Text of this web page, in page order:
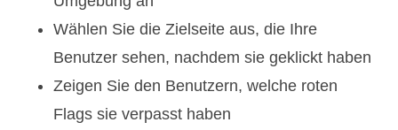
Wählen Sie die Zielseite aus, die Ihre
Benutzer sehen, nachdem sie geklickt haben
Zeigen Sie den Benutzern, welche roten
Flags sie verpasst haben